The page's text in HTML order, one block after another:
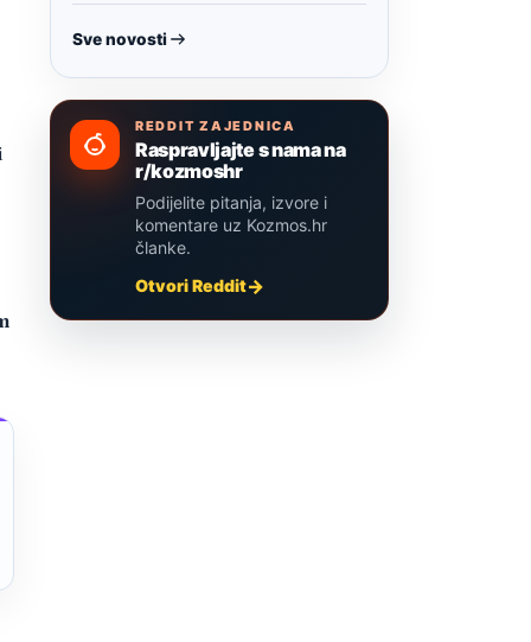
Sve novosti
REDDIT ZAJEDNICA
Raspravljajte s nama na
r/kozmoshr
Podijelite pitanja, izvore i
komentare uz Kozmos.hr
članke.
Otvori Reddit